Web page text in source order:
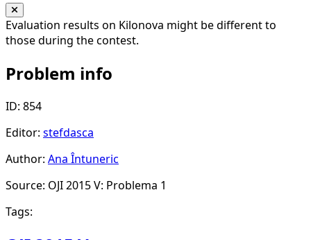
Evaluation results on Kilonova might be different to
those during the contest.
Problem info
ID: 854
Editor: stefdasca
Author: Ana Întuneric
Source: OJI 2015 V: Problema 1
Tags: